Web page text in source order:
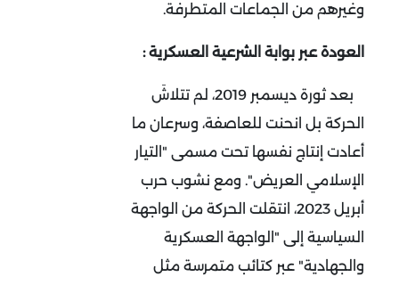
وغيرهم من الجماعات المتطرفة.
العودة عبر بوابة الشرعية العسكرية:
بعد ثورة ديسمبر 2019، لم تتلاشَ
الحركة بل انحنت للعاصفة، وسرعان ما
أعادت إنتاج نفسها تحت مسمى "التيار
الإسلامي العريض". ومع نشوب حرب
أبريل 2023، انتقلت الحركة من الواجهة
السياسية إلى "الواجهة العسكرية
والجهادية" عبر كتائب متمرسة مثل